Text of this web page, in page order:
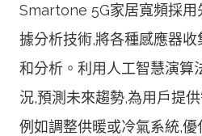
Smartone 5G家居寬頻採用
據分析技術,將各種感應器
和分析。利用人工智慧演算
況,預測未來趨勢,為用戶提
例如調整供暖或冷氣系統,優